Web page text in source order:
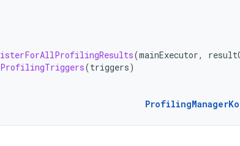
(mainExecutor,
(triggers)